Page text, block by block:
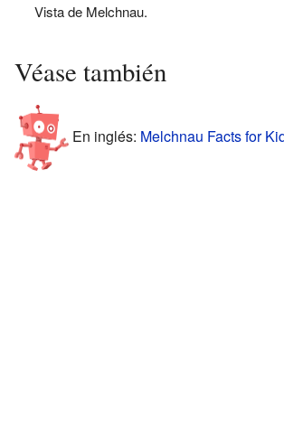
Vista de Melchnau.
Véase también
En inglés: Melchnau Facts for